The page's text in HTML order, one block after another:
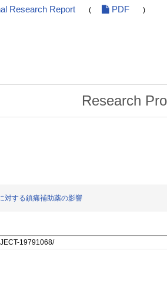
Research Report ( PDF )
Research
対する鎮痛補助薬の影響